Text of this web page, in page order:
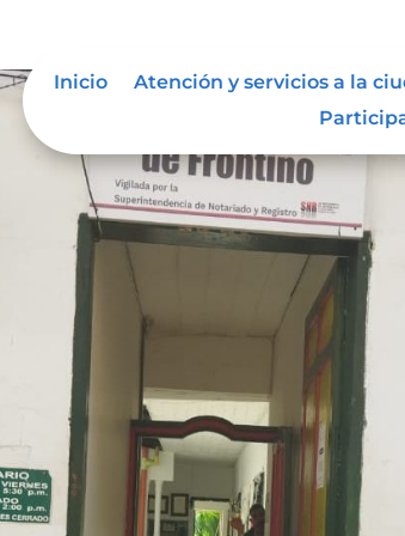
Inicio Atención y servicios a la